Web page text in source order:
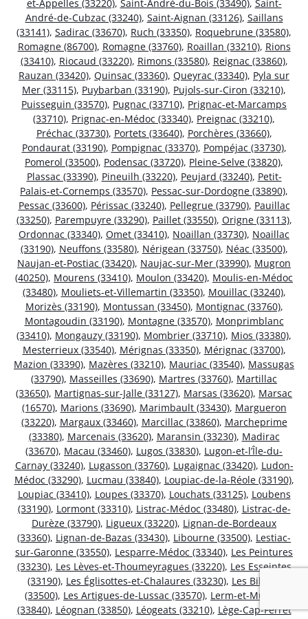
et-Appelles (33220), Saint-André-du-Bois (33490), Saint-
André-de-Cubzac (33240), Saint-Aignan (33126), Saillans
(33141), Sadirac (33670), Ruch (33350), Roquebrune (33580),
Romagne (86700), Romagne (33760), Roaillan (33210), Rions
(33410), Riocaud (33220), Rimons (33580), Reignac (33860),
Rauzan (33420), Quinsac (33360), Queyrac (33340), Pyla sur
Mer (33115), Puybarban (33190), Pujols-sur-Ciron (33210),
Puisseguin (33570), Pugnac (33710), Prignac-et-Marcamps
(33710), Prignac-en-Médoc (33340), Preignac (33210),
Préchac (33730), Portets (33640), Porchères (33660),
Pondaurat (33190), Pompignac (33370), Pompéjac (33730),
Pomerol (33500), Podensac (33720), Pleine-Selve (33820),
Plassac (33390), Pineuilh (33220), Peujard (33240), Petit-
Palais-et-Cornemps (33570), Pessac-sur-Dordogne (33890),
Pessac (33600), Périssac (33240), Pellegrue (33790), Pauillac
(33250), Parempuyre (33290), Paillet (33550), Origne (33113),
Ordonnac (33340), Omet (33410), Noaillan (33730), Noaillac
(33190), Neuffons (33580), Nérigean (33750), Néac (33500),
Naujan-et-Postiac (33420), Naujac-sur-Mer (33990), Mugron
(40250), Mourens (33410), Moulon (33420), Moulis-en-Médoc
(33480), Mouliets-et-Villemartin (33350), Mouillac (33240),
Morizès (33190), Montussan (33450), Montignac (33760),
Montagoudin (33190), Montagne (33570), Monprimblanc
(33410), Mongauzy (33190), Mombrier (33710), Mios (33380),
Mesterrieux (33540), Mérignas (33350), Mérignac (33700),
Mazion (33390), Mazères (33210), Mauriac (33540), Massugas
(33790), Masseilles (33690), Martres (33760), Martillac
(33650), Martignas-sur-Jalle (33127), Marsas (33620), Marsac
(16570), Marions (33690), Marimbault (33430), Margueron
(33220), Margaux (33460), Marcillac (33860), Marcheprime
(33380), Marcenais (33620), Maransin (33230), Madirac
(33670), Macau (33460), Lugos (33830), Lugon-et-l’Île-du-
Carnay (33240), Lugasson (33760), Lugaignac (33420), Ludon-
Médoc (33290), Lucmau (33840), Loupiac-de-la-Réole (33190),
Loupiac (33410), Loupes (33370), Louchats (33125), Loubens
(33190), Lormont (33310), Listrac-Médoc (33480), Listrac-de-
Durèze (33790), Ligueux (33220), Lignan-de-Bordeaux
(33360), Lignan-de-Bazas (33430), Libourne (33500), Lestiac-
sur-Garonne (33550), Lesparre-Médoc (33340), Les Peintures
(33230), Les Lèves-et-Thoumeyragues (33220), Les Esseintes
(33190), Les Églisottes-et-Chalaures (33230), Les Billaux
(33500), Les Artigues-de-Lussac (33570), Lerm-et-Musset
(33840), Léognan (33850), Léogeats (33210), Lège-Cap-Ferret